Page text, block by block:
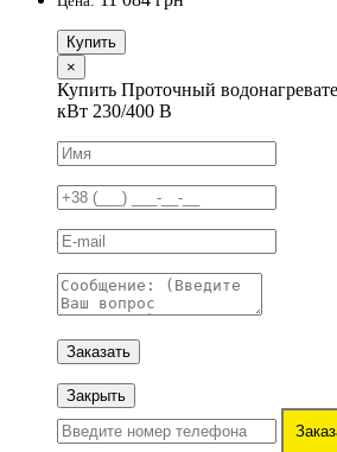
Купить
×
Купить Проточный
кВт 230/400 В
Заказать
Закрыть